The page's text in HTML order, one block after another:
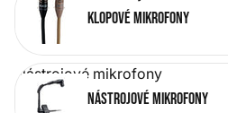
Klopové mikrofony
Nástrojové mikrofony
Nástrojové mikrofony